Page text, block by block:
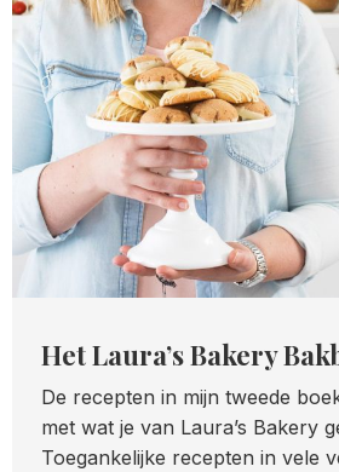
Het Laura’s Bakery
De recepten in mijn tweede
met wat je van Laura’s Bakery
Toegankelijke recepten in vele